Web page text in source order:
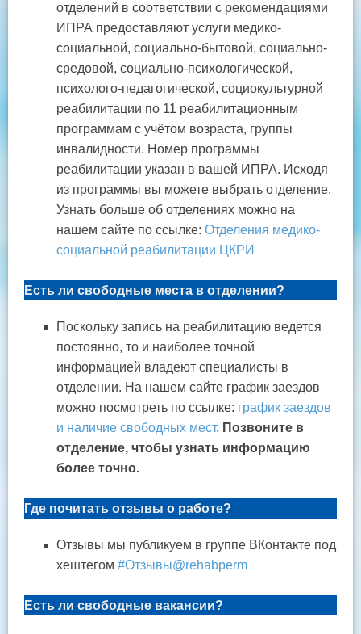
отделений в соответствии с рекомендациями
ИПРА предоставляют услуги медико-
социальной, социально-бытовой, социально-
средовой, социально-психологической,
психолого-педагогической, социокультурной
реабилитации по 11 реабилитационным
программам с учётом возраста, группы
инвалидности. Номер программы
реабилитации указан в вашей ИПРА. Исходя
из программы вы можете выбрать отделение.
Узнать больше об отделениях можно на
нашем сайте по ссылке: Отделения медико-
социальной реабилитации ЦКРИ
Есть ли свободные места в отделении?
Поскольку запись на реабилитацию ведется
постоянно, то и наиболее точной
информацией владеют специалисты в
отделении. На нашем сайте график заездов
можно посмотреть по ссылке: график заездов
и наличие свободных мест. Позвоните в
отделение, чтобы узнать информацию
более точно.
Где почитать отзывы о работе?
Отзывы мы публикуем в группе ВКонтакте под
хештегом #Отзывы@rehabperm
Есть ли свободные вакансии?